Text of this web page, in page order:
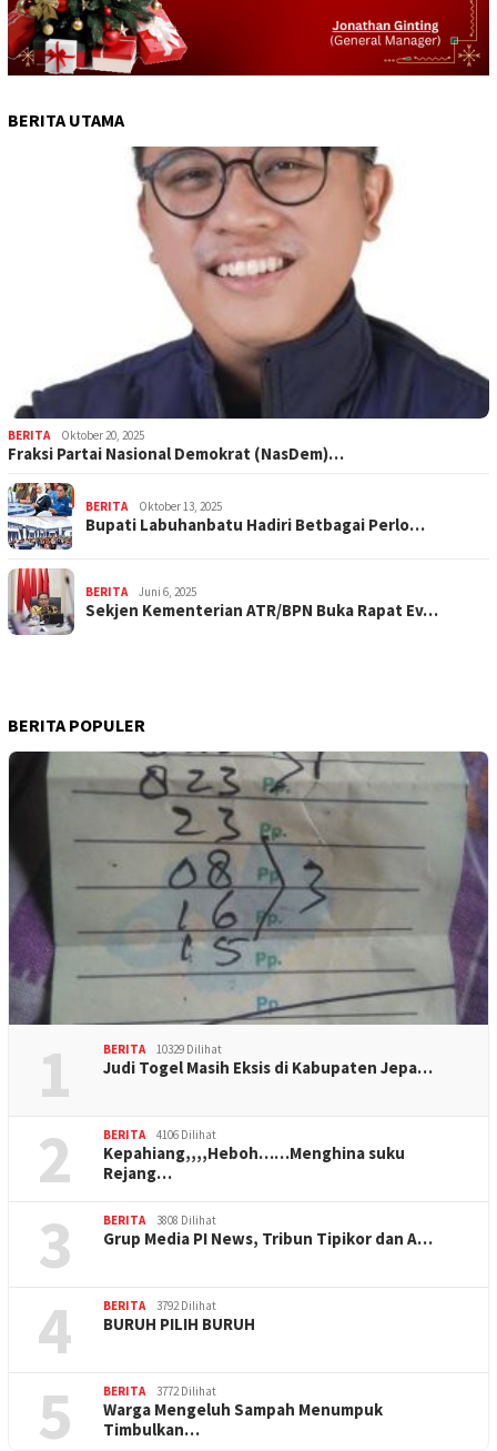
BERITA UTAMA
BERITA Oktober 20, 2025
Fraksi Partai Nasional Demokrat (NasDem)…
BERITA Oktober 13, 2025
Bupati Labuhanbatu Hadiri Betbagai Perlo…
BERITA Juni 6, 2025
Sekjen Kementerian ATR/BPN Buka Rapat Ev…
BERITA POPULER
1 BERITA 10329 Dilihat
Judi Togel Masih Eksis di Kabupaten Jepa…
2 BERITA 4106 Dilihat
Kepahiang,,,,Heboh……Menghina suku
Rejang…
3 BERITA 3808 Dilihat
Grup Media PI News, Tribun Tipikor dan A…
4 BERITA 3792 Dilihat
BURUH PILIH BURUH
5 BERITA 3772 Dilihat
Warga Mengeluh Sampah Menumpuk
Timbulkan…